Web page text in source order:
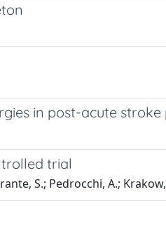
in post-acute stroke
trial
S.; Pedrocchi, A.;